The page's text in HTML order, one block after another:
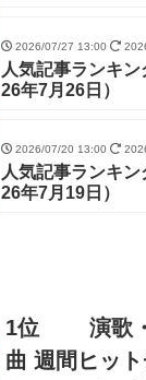
2026/07/27 13:00
人気記事ランキ
26年7月26日）
2026/07/20 13:00
人気記事ランキ
26年7月19日）
1位
演歌
曲 週間ヒッ